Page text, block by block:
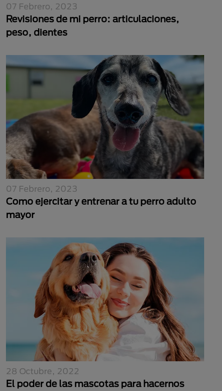
07 Febrero, 2023
Revisiones de mi perro: articulaciones,
peso, dientes
07 Febrero, 2023
Como ejercitar y entrenar a tu perro adulto
mayor
28 Octubre, 2022
El poder de las mascotas para hacernos